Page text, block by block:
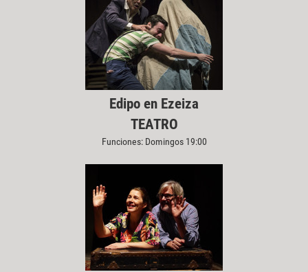
Edipo en Ezeiza
TEATRO
Funciones: Domingos 19:00